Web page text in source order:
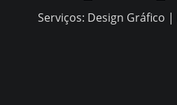
Serviços: Design Gráfico